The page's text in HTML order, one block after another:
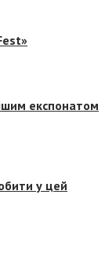
експонатом
у цей